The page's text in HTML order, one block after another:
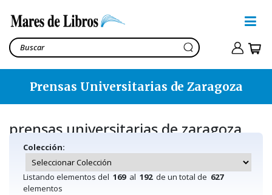
Prensas Universitarias de Zaragoza
prensas universitarias de zaragoza
Colección:
Listando elementos del 169al 192de un total de 627
elementos